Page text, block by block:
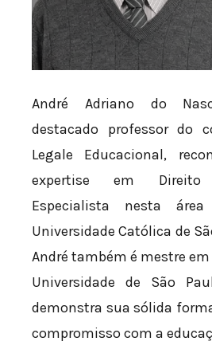
André Adriano do
destacado professor do
Legale Educacional,
expertise em Direito
Especialista nesta
Universidade Católica de
André também é mestre
Universidade de São
demonstra sua sólida
compromisso com a